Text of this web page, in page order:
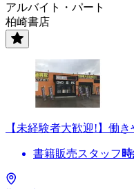
アルバイト・パート
柏崎書店
【未経験者大歓迎!】働
書籍販売スタッフ